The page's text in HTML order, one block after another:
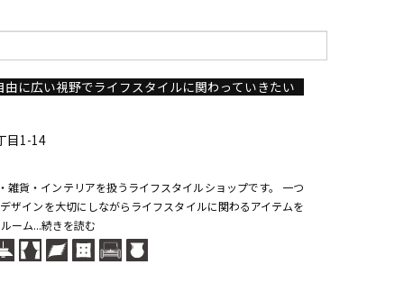
に広い視野でライフスタイルに関わっていきたい
目1-14
雑貨・インテリアを扱うライフスタイルショップです。 一つ
ザインを大切にしながらライフスタイルに関わるアイテムを
ーム...続きを読む